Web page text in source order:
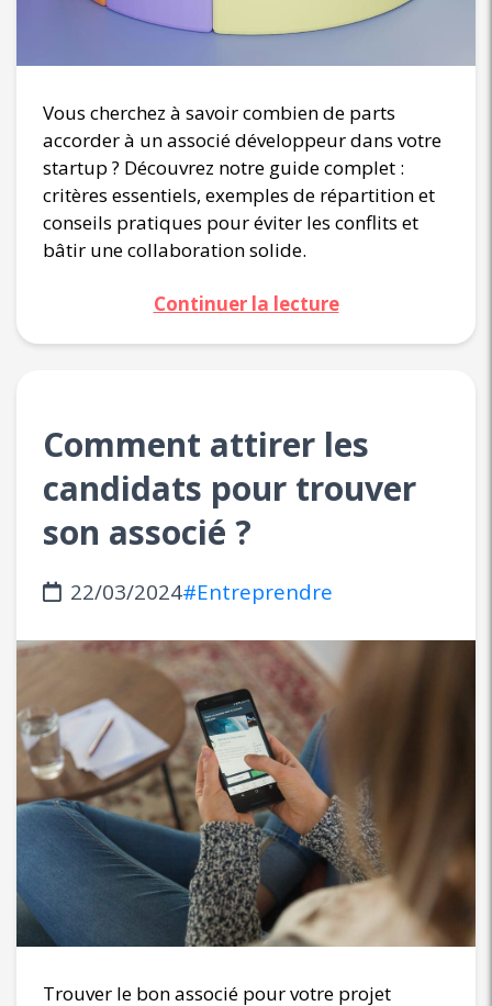
Vous cherchez à savoir combien de parts
accorder à un associé développeur dans votre
startup ? Découvrez notre guide complet :
critères essentiels, exemples de répartition et
conseils pratiques pour éviter les conflits et
bâtir une collaboration solide.
Continuer la lecture
Comment attirer les
candidats pour trouver
son associé ?
22/03/2024#Entreprendre
Trouver le bon associé pour votre projet